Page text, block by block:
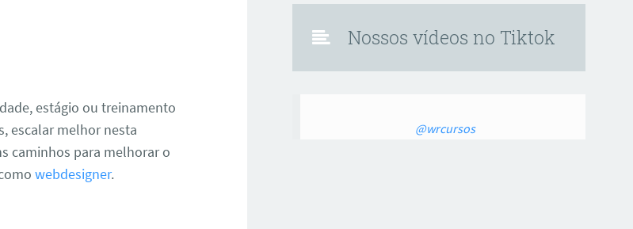
estágio ou treinamento
escalar melhor nesta
caminhos para melhorar o
webdesigner.
Nossos vídeos no Tiktok
@wrcursos